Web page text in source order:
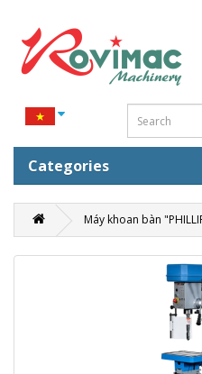
Categories
Máy khoan bàn